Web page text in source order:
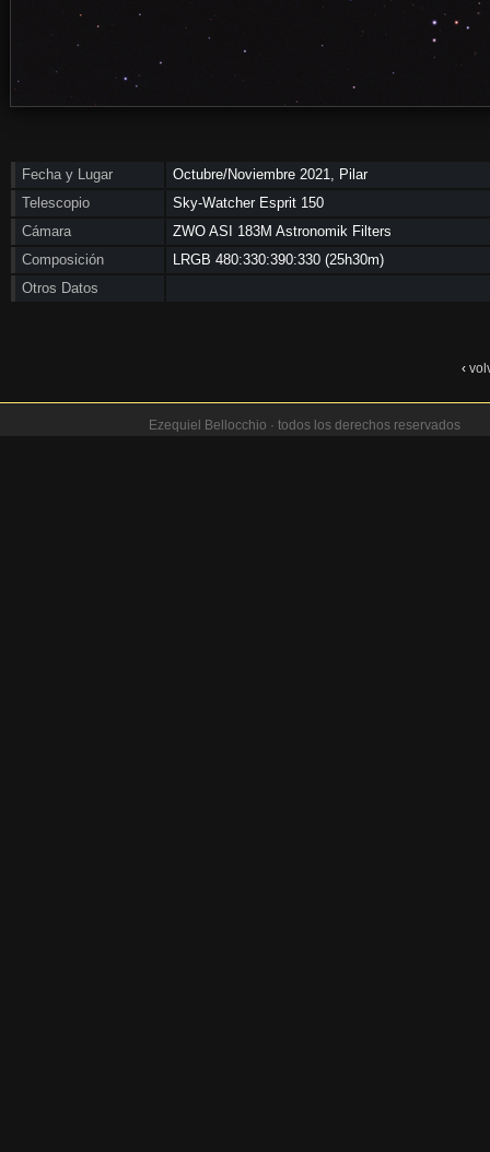
Fecha y Lugar
Octubre/Noviembre 2021, Pilar
Telescopio
Sky-Watcher Esprit 150
Cámara
ZWO ASI 183M Astronomik Filters
Composición
LRGB 480:330:390:330 (25h30m)
Otros Datos
‹
Ezequiel Bellocchio · todos los derechos reservados